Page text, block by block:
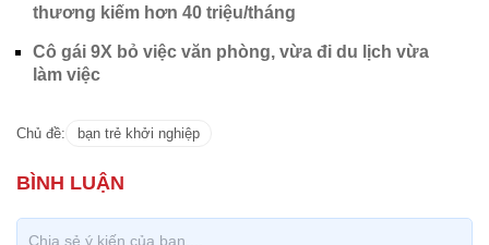
thương kiếm hơn 40 triệu/tháng
Cô gái 9X bỏ việc văn phòng, vừa đi du lịch vừa
làm việc
Chủ đề: bạn trẻ khởi nghiệp